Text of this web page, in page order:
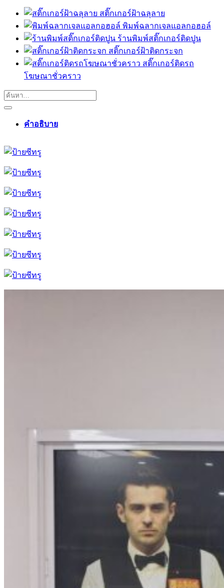
สติ๊กเกอร์ฝ้าฉลุลาย
พิมพ์ฉลากเจลแอลกอฮอล์
ร้านพิมพ์สติ๊กเกอร์ติดปูน
สติ๊กเกอร์ฝ้าติดกระจก
สติ๊กเกอร์ติดรถ
โฆษณาชั่วคราว
คำอธิบาย